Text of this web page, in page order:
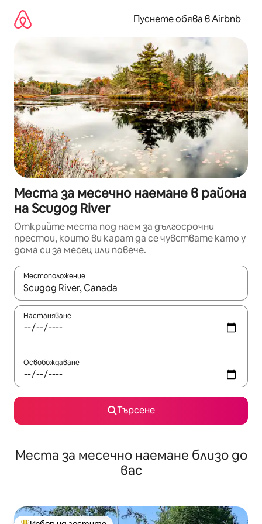
съдържанието
Пуснете обява в Airbnb
Места за месечно наемане в района
на Scugog River
Открийте места под наем за дългосрочни
престои, които ви карат да се чувствате като у
дома си за месец или повече.
Местоположение
Когато резултатите се покажат, използвайте
Настаняване
Освобождаване
Търсене
Места за месечно наемане близо до
вас